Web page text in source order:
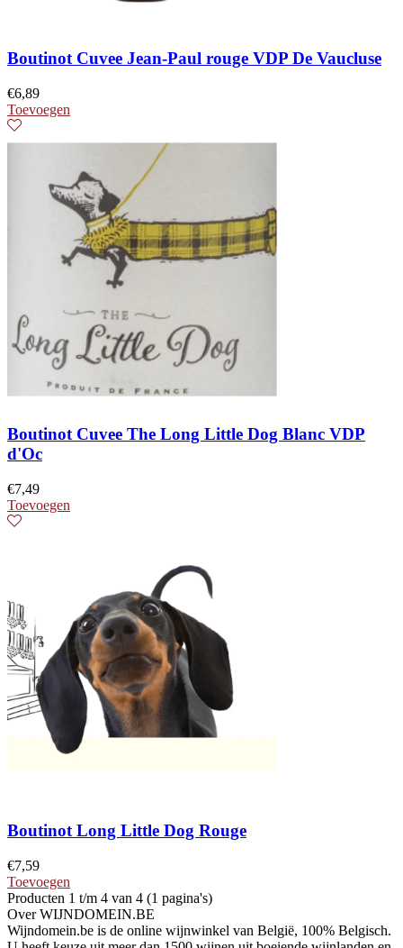
Boutinot Cuvee Jean-Paul rouge VDP De Vaucluse
€6,89
Toevoegen
Boutinot Cuvee The Long Little Dog Blanc VDP
d'Oc
€7,49
Toevoegen
Boutinot Long Little Dog Rouge
€7,59
Toevoegen
Producten 1 t/m 4 van 4 (1 pagina's)
Over WIJNDOMEIN.BE
Wijndomein.be is de online wijnwinkel van België, 100% Belgisch.